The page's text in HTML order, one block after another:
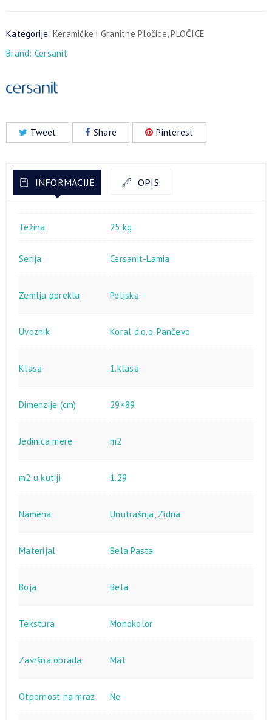
Kategorije: Keramičke i Granitne Pločice,PLOČICE
Brand: Cersanit
Tweet Share Pinterest
INFORMACIJE OPIS
Težina 25 kg
Serija Cersanit-Lamia
Zemlja porekla Poljska
Uvoznik Koral d.o.o. Pančevo
Klasa 1.klasa
Dimenzije (cm) 29×89
Jedinica mere m2
m2 u kutiji 1.29
Namena Unutrašnja, Zidna
Materijal Bela Pasta
Boja Bela
Tekstura Monokolor
Završna obrada Mat
Otpornost na mraz Ne